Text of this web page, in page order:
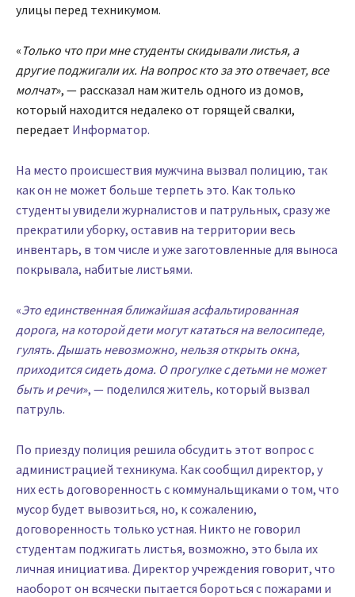
улицы перед техникумом.
« Только что при мне студенты скидывали листья, а
другие поджигали их. На вопрос кто за это отвечает, все
молчат», — рассказал нам житель одного из домов,
который находится недалеко от горящей свалки,
передает Информатор.
На место происшествия мужчина вызвал полицию, так
как он не может больше терпеть это. Как только
студенты увидели журналистов и патрульных, сразу же
прекратили уборку, оставив на территории весь
инвентарь, в том числе и уже заготовленные для выноса
покрывала, набитые листьями.
«Это единственная ближайшая асфальтированная
дорога, на которой дети могут кататься на велосипеде,
гулять. Дышать невозможно, нельзя открыть окна,
приходится сидеть дома. О прогулке с детьми не может
быть и речи», — поделился житель, который вызвал
патруль.
По приезду полиция решила обсудить этот вопрос с
администрацией техникума. Как сообщил директор, у
них есть договоренность с коммунальщиками о том, что
мусор будет вывозиться, но, к сожалению,
договоренность только устная. Никто не говорил
студентам поджигать листья, возможно, это была их
личная инициатива. Директор учреждения говорит, что
наоборот он всячески пытается бороться с пожарами и